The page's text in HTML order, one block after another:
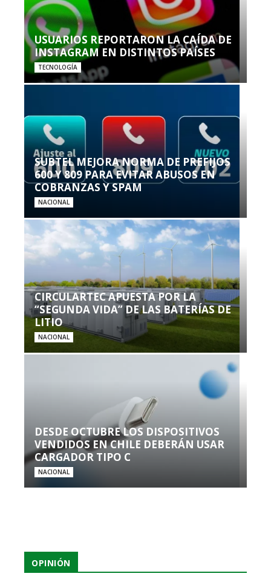
USUARIOS REPORTARON LA CAÍDA DE
INSTAGRAM EN DISTINTOS PAÍSES
TECNOLOGÍA
SUBTEL MEJORA NORMA DE PREFIJOS
600 Y 809 PARA EVITAR ABUSOS EN
COBRANZAS Y SPAM
NACIONAL
CIRCULARTEC APUESTA POR LA
“SEGUNDA VIDA” DE LAS BATERÍAS DE
LITIO
NACIONAL
DESDE OCTUBRE LOS DISPOSITIVOS
VENDIDOS EN CHILE DEBERÁN USAR
CARGADOR TIPO C
NACIONAL
OPINIÓN